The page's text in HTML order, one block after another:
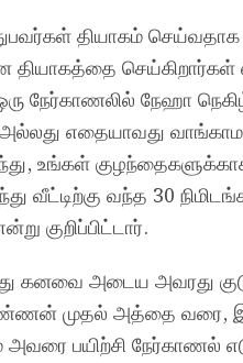
தியாகம்
செய்கிறார்கள்
நேர்காணலில் நேஹா
எதையாவது
உங்கள்
வீட்டிற்கு வந்த 30
குறிப்பிட்டார்.
கனவை அடைய அவரது
முதல் அத்தை வரை,
பயிற்சி நேர்காணல்